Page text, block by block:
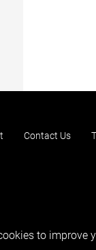
Contact Us
to improve